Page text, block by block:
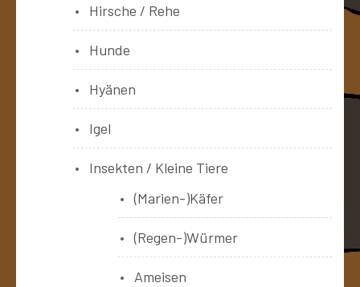
Hirsche / Rehe
Hunde
Hyänen
Igel
Insekten / Kleine Tiere
(Marien-)Käfer
(Regen-)Würmer
Ameisen